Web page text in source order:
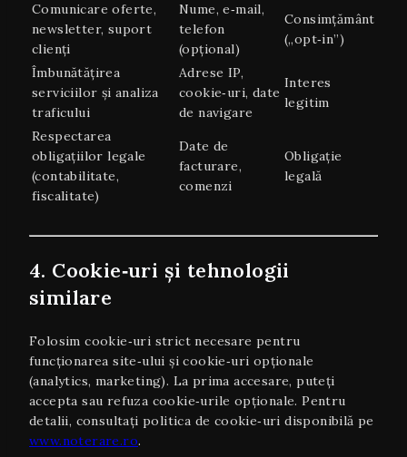
Comunicare oferte,
newsletter, suport
clienți
Nume, e‑mail,
telefon
(opțional)
Consimțământ
(„opt‑in”)
Îmbunătățirea
serviciilor și analiza
traficului
Adrese IP,
cookie‑uri, date
de navigare
Interes
legitim
Respectarea
obligațiilor legale
(contabilitate,
fiscalitate)
Date de
facturare,
comenzi
Obligație
legală
4. Cookie‑uri și tehnologii
similare
Folosim cookie‑uri strict necesare pentru
funcționarea site‑ului și cookie‑uri opționale
(analytics, marketing). La prima accesare, puteți
accepta sau refuza cookie‑urile opționale. Pentru
detalii, consultați politica de cookie‑uri disponibilă pe
www.noterare.ro.